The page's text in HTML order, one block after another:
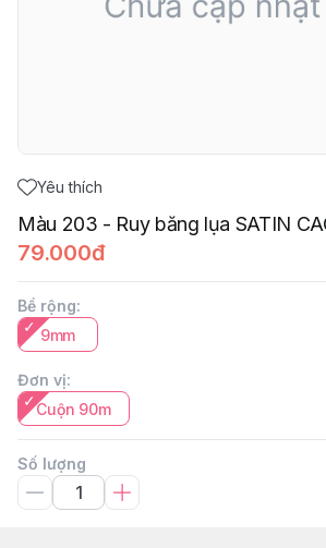
Yêu thích
Màu 203 - Ruy băng lụa SATIN
79.000đ
Bề rộng:
9mm
Đơn vị:
Cuộn 90m
Số lượng